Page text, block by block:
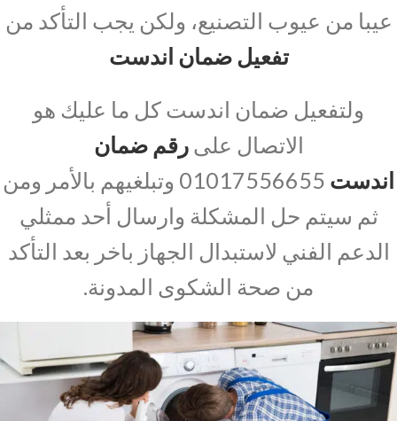
عيبا من عيوب التصنيع، ولكن يجب التأكد من
تفعيل ضمان اندست
ولتفعيل ضمان اندست كل ما عليك هو
الاتصال علىرقم ضمان
اندست
01017556655 وتبلغيهم بالأمر ومن
ثم سيتم حل المشكلة وارسال أحد ممثلي
الدعم الفني لاستبدال الجهاز باخر بعد التأكد
من صحة الشكوى المدونة.